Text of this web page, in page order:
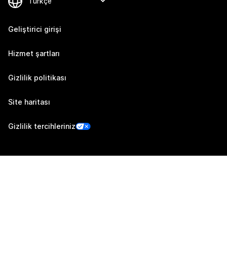
Geliştirici girişi
Hizmet şartları
Gizlilik politikası
Site haritası
Gizlilik tercihleriniz